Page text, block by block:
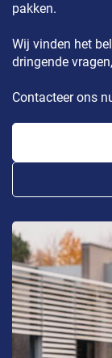
pakken.
Wij vinden het
dringende
Contacteer ons